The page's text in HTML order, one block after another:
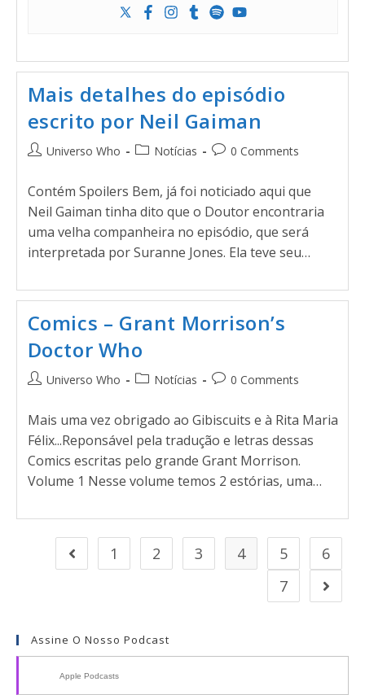
Mais detalhes do episódio
escrito por Neil Gaiman
Universo Who Notícias 0 Comments
Contém Spoilers Bem, já foi noticiado aqui que
Neil Gaiman tinha dito que o Doutor encontraria
uma velha companheira no episódio, que será
interpretada por Suranne Jones. Ela teve seu…
Comics – Grant Morrison’s
Doctor Who
Universo Who Notícias 0 Comments
Mais uma vez obrigado ao Gibiscuits e à Rita Maria
Félix...Reponsável pela tradução e letras dessas
Comics escritas pelo grande Grant Morrison.
Volume 1 Nesse volume temos 2 estórias, uma…
1 2 3 4 5
6
7
Assine O Nosso Podcast
Apple Podcasts